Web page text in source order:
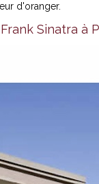
d'oranger.
Sinatra à